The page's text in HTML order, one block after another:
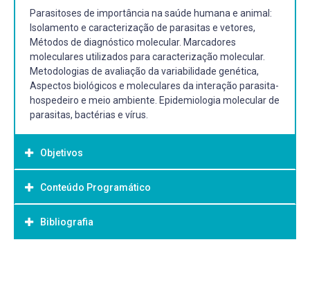
Parasitoses de importância na saúde humana e animal:
Isolamento e caracterização de parasitas e vetores,
Métodos de diagnóstico molecular. Marcadores
moleculares utilizados para caracterização molecular.
Metodologias de avaliação da variabilidade genética,
Aspectos biológicos e moleculares da interação parasita-
hospedeiro e meio ambiente. Epidemiologia molecular de
parasitas, bactérias e vírus.
Objetivos
Objetivo Geral:
Adquirir conhecimento sobre as características dos
agentes infecciosos parasitários e como caracterizá-los
Conteúdo Programático
1.Introdução ao estudo de Caracterização Molecular e aos
Agentes infecciosos
Bibliografia